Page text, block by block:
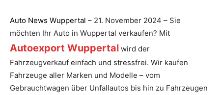
Auto News Wuppertal – 21. November 2024 – Sie
möchten Ihr Auto in Wuppertal verkaufen? Mit
Autoexport Wuppertal wird der
Fahrzeugverkauf einfach und stressfrei. Wir kaufen
Fahrzeuge aller Marken und Modelle – vom
Gebrauchtwagen über Unfallautos bis hin zu Fahrzeugen